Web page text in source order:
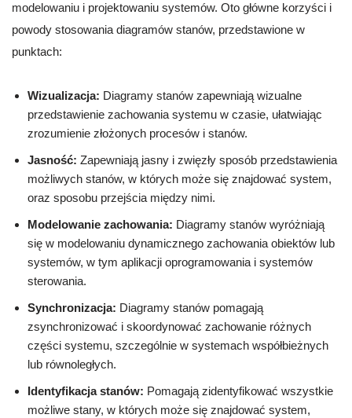
modelowaniu i projektowaniu systemów. Oto główne korzyści i
powody stosowania diagramów stanów, przedstawione w
punktach:
Wizualizacja: Diagramy stanów zapewniają wizualne
przedstawienie zachowania systemu w czasie, ułatwiając
zrozumienie złożonych procesów i stanów.
Jasność: Zapewniają jasny i zwięzły sposób przedstawienia
możliwych stanów, w których może się znajdować system,
oraz sposobu przejścia między nimi.
Modelowanie zachowania: Diagramy stanów wyróżniają
się w modelowaniu dynamicznego zachowania obiektów lub
systemów, w tym aplikacji oprogramowania i systemów
sterowania.
Synchronizacja: Diagramy stanów pomagają
zsynchronizować i skoordynować zachowanie różnych
części systemu, szczególnie w systemach współbieżnych
lub równoległych.
Identyfikacja stanów: Pomagają zidentyfikować wszystkie
możliwe stany, w których może się znajdować system,